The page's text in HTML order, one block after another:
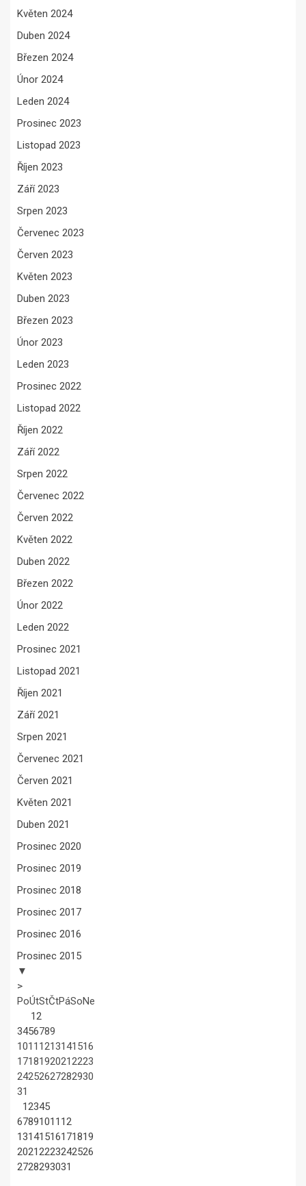
Květen 2024
Duben 2024
Březen 2024
Únor 2024
Leden 2024
Prosinec 2023
Listopad 2023
Říjen 2023
Září 2023
Srpen 2023
Červenec 2023
Červen 2023
Květen 2023
Duben 2023
Březen 2023
Únor 2023
Leden 2023
Prosinec 2022
Listopad 2022
Říjen 2022
Září 2022
Srpen 2022
Červenec 2022
Červen 2022
Květen 2022
Duben 2022
Březen 2022
Únor 2022
Leden 2022
Prosinec 2021
Listopad 2021
Říjen 2021
Září 2021
Srpen 2021
Červenec 2021
Červen 2021
Květen 2021
Duben 2021
Prosinec 2020
Prosinec 2019
Prosinec 2018
Prosinec 2017
Prosinec 2016
Prosinec 2015
▼
>
PoÚtStČtPáSoNe
12
3456789
1011 1213141516
17181920212223
24252627282930
31
12345
67891011 12
13141516171819
20212223242526
2728293031